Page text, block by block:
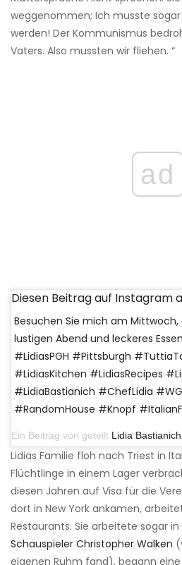
weggenommen; Ich musste
werden! Der Kommunismus
Vaters. Also mussten wir fliehen. “
ad
Diesen Beitrag auf Instagram
Besuchen Sie mich am Mittwoch,
lustigen Abend und leckeres
#LidiasPGH #Pittsburgh
#LidiasKitchen #LidiasRecipes
#LidiaBastianich #ChefLidia
#RandomHouse #Knopf
Ein Beitrag von geteilt Lidia Bastianich
Lidias Familie floh nach Triest in
Flüchtlinge in einem Lager
diesen Jahren auf Visa für die
dort in New York ankamen,
Restaurants. Sie arbeitete sogar
Schauspieler Christopher Walken
eigenen Ruhm fand), begann eine